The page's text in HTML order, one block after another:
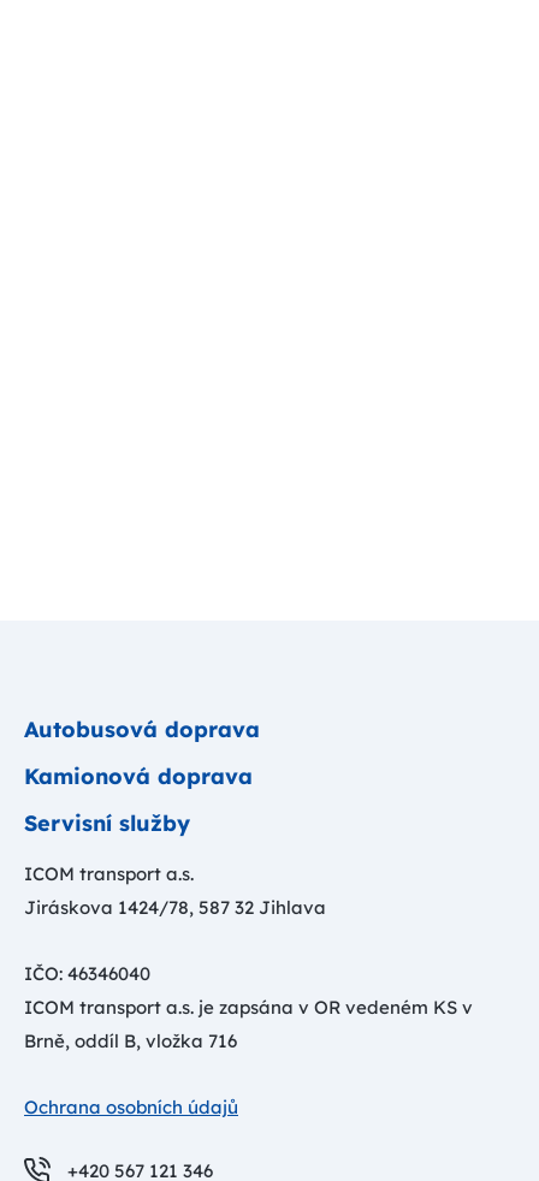
Autobusová doprava
Kamionová doprava
Servisní služby
ICOM transport a.s.
Jiráskova 1424/78, 587 32 Jihlava
IČO: 46346040
ICOM transport a.s. je zapsána v OR vedeném KS v
Brně, oddíl B, vložka 716
Ochrana osobních údajů
+420 567 121 346